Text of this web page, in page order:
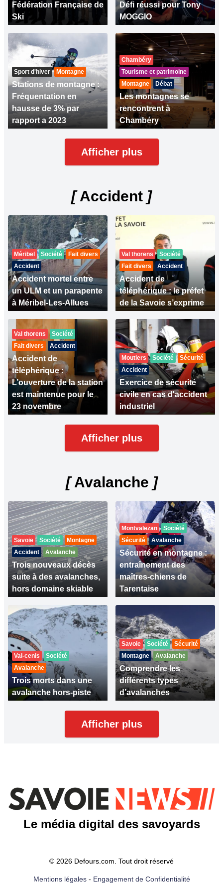
Fédération Française de
Ski
Défi réussi pour Tony
MOGGIO
Sport d'hiver Montagne
Stations de montagne :
Fréquentation en
hausse de 3% par
rapport a 2023
Chambéry
Tourisme et patrimoine
Montagne
Débat
Les montagnes se
rencontrent à
Chambéry
Afficher plus
[Accident ]
Méribel Société
Fait divers
Accident
Accident mortel entre
un ULM et un parapente
à Méribel-Les-Allues
Val thorens
Société
Fait divers
Accident
Accident de
téléphérique : le préfet
de la Savoie s’exprime
Val thorens
Société
Fait divers
Accident
Accident de
téléphérique :
L’ouverture de la station
est maintenue pour le
23 novembre
Moutiers Société
Sécurité
Accident
Exercice de sécurité
civile en cas d'accident
industriel
Afficher plus
[Avalanche ]
Savoie Société
Montagne
Accident
Avalanche
Trois nouveaux décès
suite à des avalanches,
hors domaine skiable
Montvalezan
Société
Sécurité
Avalanche
Sécurité en montagne :
entraînement des
maîtres-chiens de
Tarentaise
Val-cenis
Société
Avalanche
Trois morts dans une
avalanche hors-piste
Savoie Société
Sécurité
Montagne
Avalanche
Comprendre les
différents types
d’avalanches
Afficher plus
Le média digital des savoyards
© 2026 Defours.com. Tout droit réservé
Mentions légales- Engagement de Confidentialité